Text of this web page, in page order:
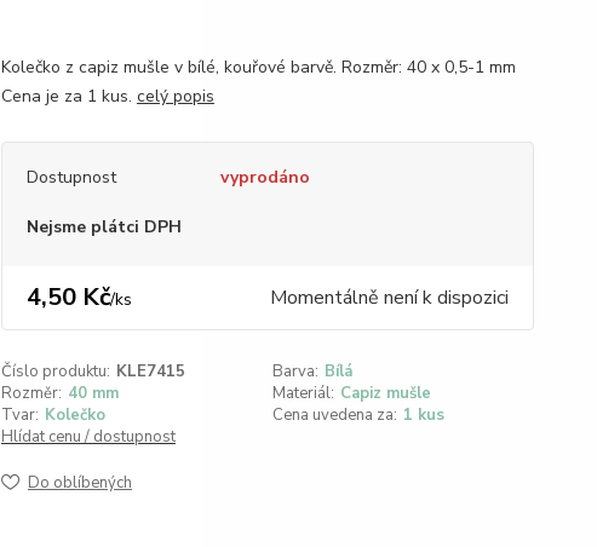
Kolečko z capiz mušle v bílé, kouřové barvě. Rozměr: 40 x 0,5-1 mm
Cena je za 1 kus. celý popis
Dostupnost vyprodáno
Nejsme plátci DPH
4,50 Kč/ks Momentálně není k dispozici
Číslo produktu: KLE7415 Barva: Bílá
Rozměr: 40 mm Materiál: Capiz mušle
Tvar: Kolečko Cena uvedena za: 1 kus
Hlídat cenu / dostupnost
Do oblíbených